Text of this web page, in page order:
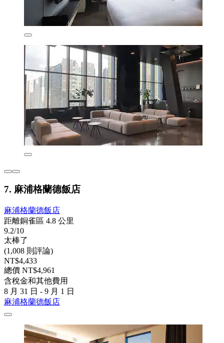
7. 麻浦格蘭德飯店
麻浦格蘭德飯店
距離銅雀區 4.8 公里
9.2/10
太棒了
(1,008 則評論)
NT$4,433
總價 NT$4,961
含稅金和其他費用
8 月 31 日 - 9 月 1 日
麻浦格蘭德飯店